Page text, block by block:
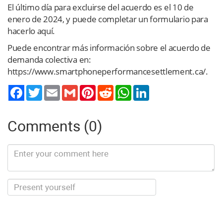
El último día para excluirse del acuerdo es el 10 de
enero de 2024, y puede completar un formulario para
hacerlo aquí.
Puede encontrar más información sobre el acuerdo de
demanda colectiva en:
https://www.smartphoneperformancesettlement.ca/.
TwitterEmail Gmail PinterestReddit WhatsApp
Comments (0)